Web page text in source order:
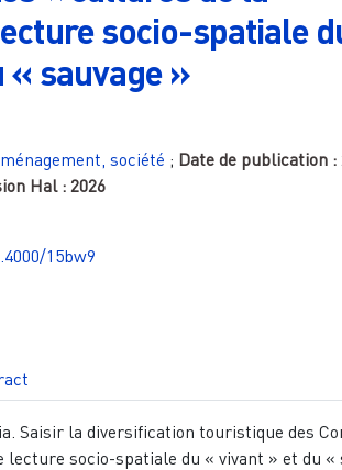
socio-spatiale
« sauvage »
société ; Date de publication :
Hal : 2026
15bw9
Saisir la diversification touristique des
socio-spatiale du « vivant » et du «